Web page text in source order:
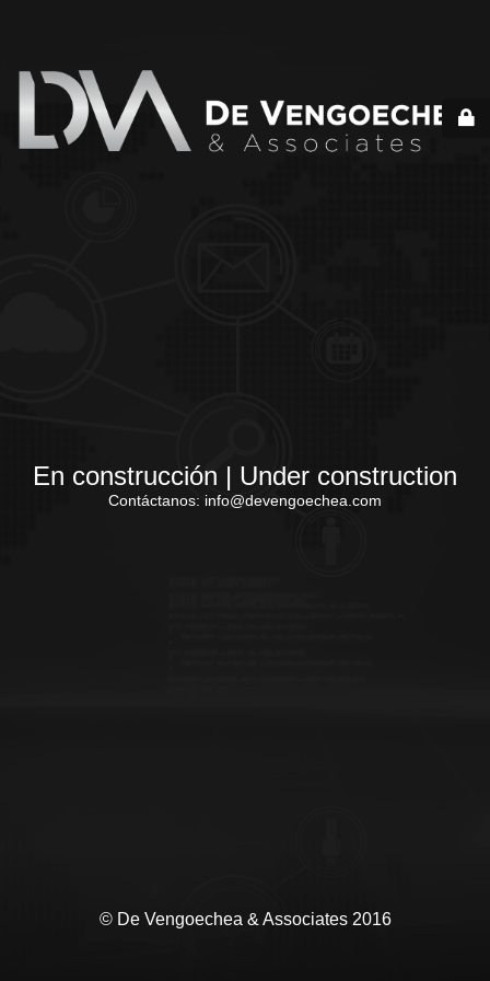
En construcción | Under construction
Contáctanos: info@devengoechea.com
© De Vengoechea & Associates 2016